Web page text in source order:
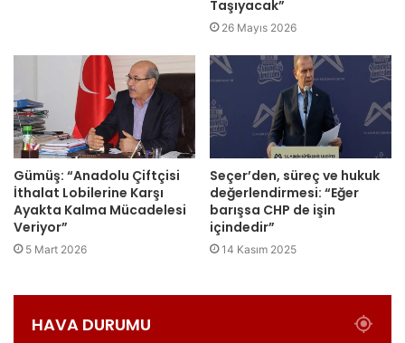
Taşıyacak”
26 Mayıs 2026
Gümüş: “Anadolu Çiftçisi
İthalat Lobilerine Karşı
Ayakta Kalma Mücadelesi
Veriyor”
5 Mart 2026
Seçer’den, süreç ve hukuk
değerlendirmesi: “Eğer
barışsa CHP de işin
içindedir”
14 Kasım 2025
HAVA DURUMU